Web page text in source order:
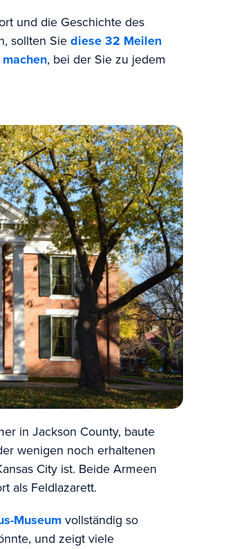
und die Geschichte des
sollten Siediese 32 Meilen
, bei der Sie zu jedem
in Jackson County, baute
wenigen noch erhaltenen
City ist. Beide Armeen
als Feldlazarett.
Museumvollständig so
und zeigt viele